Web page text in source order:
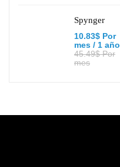
Spynger
10.83$ Por
mes / 1 año
45.49$ Por
mes